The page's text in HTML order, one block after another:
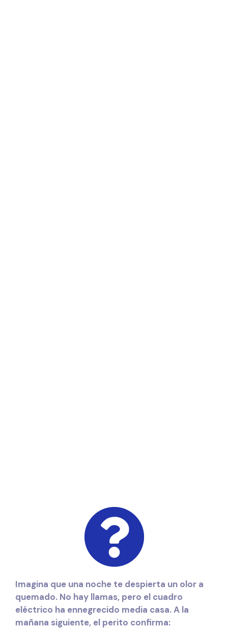
Imagina que una noche te despierta un olor a
quemado. No hay llamas, pero el cuadro
eléctrico ha ennegrecido media casa. A la
mañana siguiente, el perito confirma: